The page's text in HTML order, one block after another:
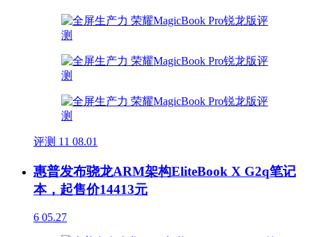
评测 11 08.01
惠普发布骁龙ARM架构EliteBook X G2q笔记
本，起售价14413元
6 05.27